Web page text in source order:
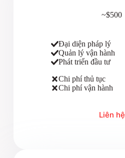
~$500
Đại diện pháp lý
Quản lý vận hành
Phát triển đầu tư
Chi phí thủ tục
Chi phí vận hành
Liên hệ